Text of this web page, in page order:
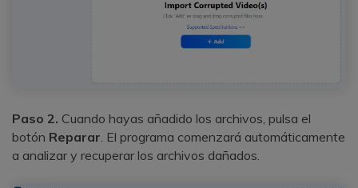
Paso 2. Cuando hayas añadido los archivos, pulsa el
botón Reparar . El programa comenzará automáticamente
a analizar y recuperar los archivos dañados.